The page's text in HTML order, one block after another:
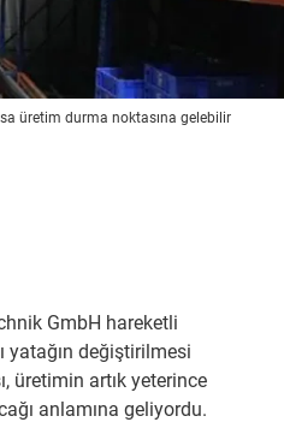
üretim durma noktasına gelebilir
GmbH hareketli
yatağın değiştirilmesi
üretimin artık yeterince
anlamına geliyordu.